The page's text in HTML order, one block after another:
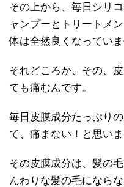
その上から、毎日シリ
ャンプーとトリートメ
体は全然良くなっていま
それどころか、その、
ても痛むんです。
毎日皮膜成分たっぷり
て、痛まない！と思い
その皮膜成分は、髪の
んわりな髪の毛になら